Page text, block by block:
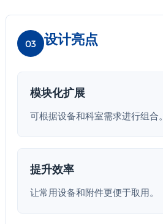
03 设计亮点
模块化扩展
可根据设备和科室需求进行组合。
提升效率
让常用设备和附件更便于取用。